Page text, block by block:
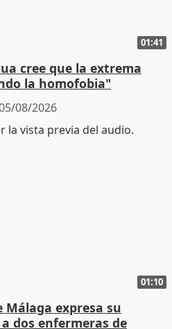
01:41
cree que la extrema
la homofobia"
08/2026
01:10
Málaga expresa su
dos enfermeras de